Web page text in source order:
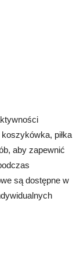
piłka
aby zapewnić
są dostępne w